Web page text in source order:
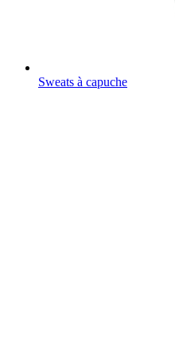
Sweats à capuche